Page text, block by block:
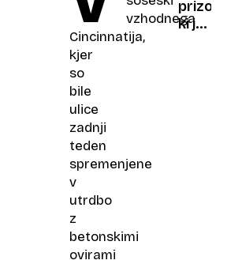
vzhodnega
Cincinnatija,
kjer
so
bile
ulice
zadnji
teden
spremenjene
v
utrdbo
z
betonskimi
ovirami
so
že
prizor,
ki je